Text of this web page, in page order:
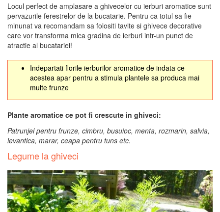
Locul perfect de amplasare a ghivecelor cu ierburi aromatice sunt
pervazurile ferestrelor de la bucatarie. Pentru ca totul sa fie
minunat va recomandam sa folositi tavite si ghivece decorative
care vor transforma mica gradina de ierburi intr-un punct de
atractie al bucatariei!
Indepartati florile ierburilor aromatice de indata ce
acestea apar pentru a stimula plantele sa produca mai
multe frunze
Plante aromatice ce pot fi crescute in ghiveci:
Patrunjel pentru frunze, cimbru, busuioc, menta, rozmarin, salvia,
levantica, marar, ceapa pentru tuns etc.
Legume la ghiveci